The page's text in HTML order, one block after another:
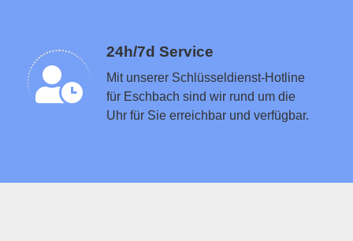
24h/7d Service
Mit unserer Schlüsseldienst-Hotline
für Eschbach sind wir rund um die
Uhr für Sie erreichbar und verfügbar.
Schlüsseldienst in der Nähe vermitteln